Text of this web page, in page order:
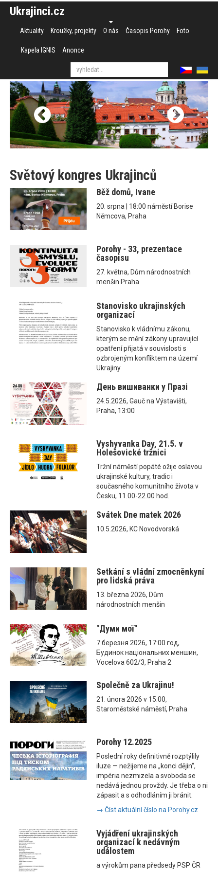
Ukrajinci.cz
Aktuality Kroužky, projekty O nás Časopis Porohy Foto
Kapela IGNIS Anonce
Světový kongres Ukrajinců
Běž domů, Ivane
20. srpna | 18:00 náměstí Borise
Němcova, Praha
Porohy - 33, prezentace
časopisu
27. května, Dům národnostních
menšin Praha
Stanovisko ukrajinských
organizací
Stanovisko k vládnímu zákonu,
kterým se mění zákony upravující
opatření přijatá v souvislosti s
ozbrojeným konfliktem na území
Ukrajiny
День вишиванки у Празі
24.5.2026, Gauč na Výstavišti,
Praha, 13:00
Vyshyvanka Day, 21.5. v
Holešovické tržnici
Tržní náměstí popáté ožije oslavou
ukrajinské kultury, tradic i
současného komunitního života v
Česku, 11.00-22.00 hod.
Svátek Dne matek 2026
10.5.2026, KC Novodvorská
Setkání s vládní zmocněnkyní
pro lidská práva
13. března 2026, Dům
národnostních menšin
"Думи мої"
7 березня 2026, 17:00 год,
Будинок національних меншин,
Vocelova 602/3, Praha 2
Společně za Ukrajinu!
21. února 2026 v 15:00,
Staroměstské náměstí, Praha
Porohy 12.2025
Poslední roky definitivně rozptýlily
iluze — nežijeme na „konci dějin“,
impéria nezmizela a svoboda se
nedává jednou provždy. Je třeba o ni
zápasit a s odhodláním ji bránit.
→ Číst aktuální číslo na Porohy.cz
Vyjádření ukrajinských
organizací k nedávným
událostem
a výrokům pana předsedy PSP ČR